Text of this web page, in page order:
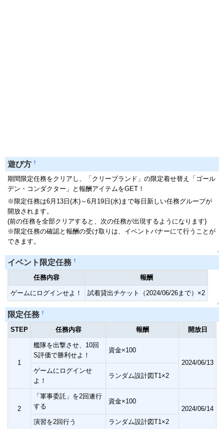
遊び方 †
期間限定任務をクリアし、「クリーブランド」の限定着せ替え「ゴール
デン・コンダクター」と報酬アイテムをGET！
※限定任務は6月13日(木)～6月19日(水)まで毎日新しい任務グループが
開放されます。
(前の任務を全部クリアすると、次の任務が出現するようになります)
※限定任務の確認と報酬の受け取りは、イベントバナーにて行うことが
できます。
↑
イベント限定任務 †
任務内容 報酬
ゲームにログインせよ！ 試着貸出チケット（2024/06/26まで）×2
↑
限定任務 †
STEP 任務内容 報酬 開放日
1
艦隊を出撃させ、10回
S評価で勝利せよ！
資金×100
2024/06/13
ゲームにログインせ
よ！
ランダム設計図T1×2
2
「軍事委託」を2回遂行
する
資金×100
2024/06/14
演習を2回行う
ランダム設計図T1×2